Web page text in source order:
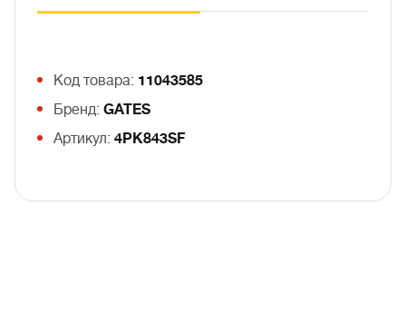
Код товара: 11043585
Бренд: GATES
Артикул: 4PK843SF